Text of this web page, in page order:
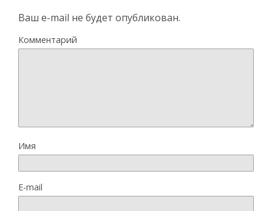
Ваш e-mail не будет опубликован.
Комментарий
Имя
E-mail